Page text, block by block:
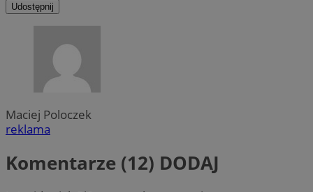
Udostępnij
Maciej Poloczek
reklama
Komentarze (12) DODAJ